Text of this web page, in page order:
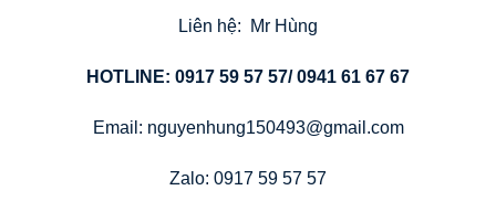
Liên hệ: Mr Hùng
HOTLINE: 0917 59 57 57/ 0941 61 67 67
Email: nguyenhung150493@gmail.com
Zalo: 0917 59 57 57